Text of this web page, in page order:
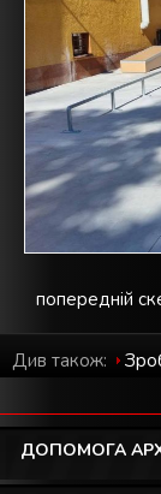
попередній
Див також:
ДОПОМОГА